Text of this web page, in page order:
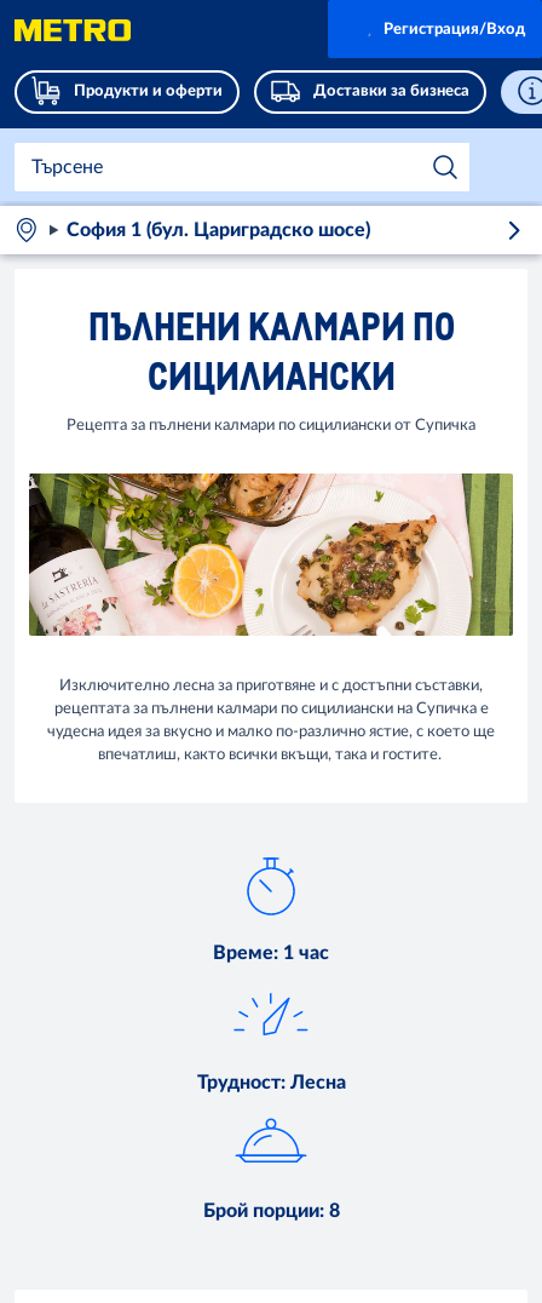
Продукти и оферти Доставки за бизнеса
Регистрация/Вход
София 1 (бул. Цариградско шосе)
ПЪЛНЕНИ КАЛМАРИ ПО
СИЦИЛИАНСКИ
Рецепта за пълнени калмари по сицилиански от Супичка
Изключително лесна за приготвяне и с достъпни съставки,
рецептата за пълнени калмари по сицилиански на Супичка е
чудесна идея за вкусно и малко по-различно ястие, с което ще
впечатлиш, както всички вкъщи, така и гостите.
Време: 1 час
Трудност: Лесна
Брой порции: 8